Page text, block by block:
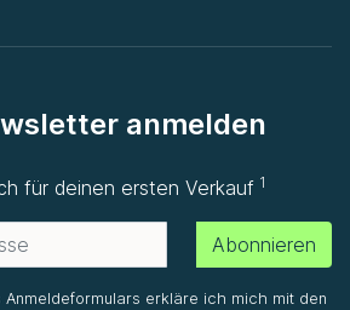
anmelden
für deinen ersten Verkauf1
Abonnieren
Anmeldeformulars erkläre ich mich mit den